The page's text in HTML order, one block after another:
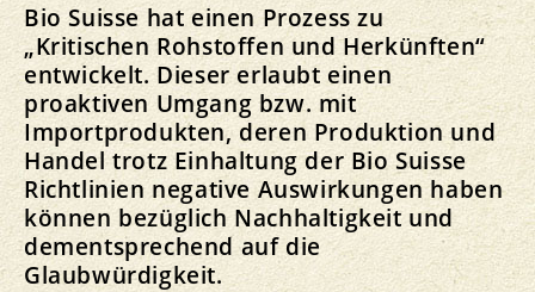
Bio Suisse hat einen Prozess zu
„Kritischen Rohstoffen und Herkünften“
entwickelt. Dieser erlaubt einen
proaktiven Umgang bzw. mit
Importprodukten, deren Produktion und
Handel trotz Einhaltung der Bio Suisse
Richtlinien negative Auswirkungen haben
können bezüglich Nachhaltigkeit und
dementsprechend auf die
Glaubwürdigkeit.